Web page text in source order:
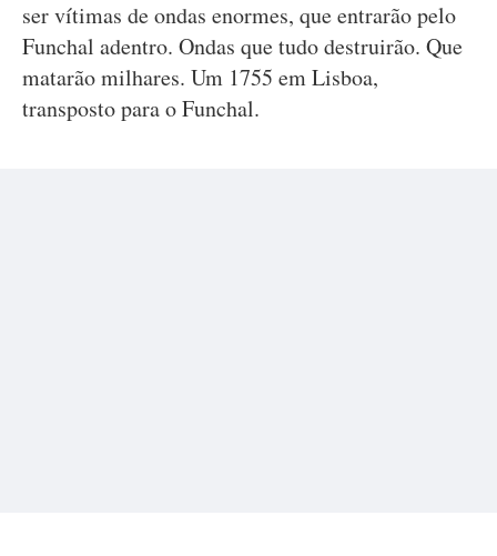
ser vítimas de ondas enormes, que entrarão pelo
Funchal adentro. Ondas que tudo destruirão. Que
matarão milhares. Um 1755 em Lisboa,
transposto para o Funchal.